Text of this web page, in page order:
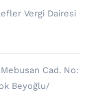
Vergi Dairesi
Cad. No:
Beyoğlu/